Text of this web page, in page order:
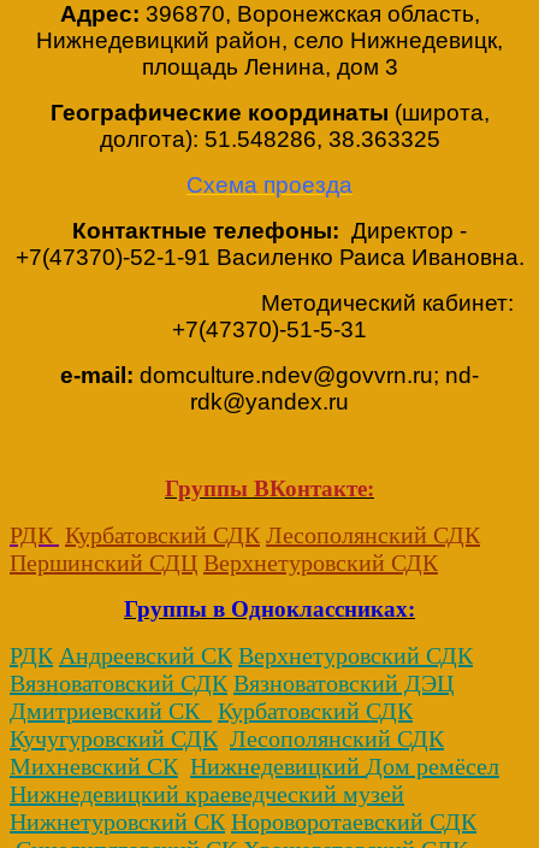
Адрес: 396870, Воронежская область,
Нижнедевицкий район, село Нижнедевицк,
площадь Ленина, дом 3
Географические координаты (широта,
долгота): 51.548286, 38.363325
Схема проезда
Контактные телефоны: Директор -
+7(47370)-52-1-91 Василенко Раиса Ивановна.
Методический кабинет:
+7(47370)-51-5-31
e-mail: domculture.ndev@govvrn.ru; nd-
rdk@yandex.ru
Группы ВКонтакте:
РДК Курбатовский СДК Лесополянский СДК
Першинский СДЦ Верхнетуровский СДК
Группы в Одноклассниках:
РДК Андреевский СК Верхнетуровский СДК
Вязноватовский СДК Вязноватовский ДЭЦ
Дмитриевский СК
Курбатовский СДК
Кучугуровский СДК Лесополянский СДК
Михневский СК Нижнедевицкий Дом ремёсел
Нижнедевицкий краеведческий музей
Нижнетуровский СК Нороворотаевский СДК